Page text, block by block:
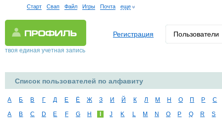
Старт Свап Файл Игры Почта еще
твоя единая учетная запись
Регистрация Пользователи
Список пользователей по алфавиту
А Б В Г Д Е Ё Ж З И Й К Л М Н О П Р С
A B C D E F G H J K L M N O P Q R S